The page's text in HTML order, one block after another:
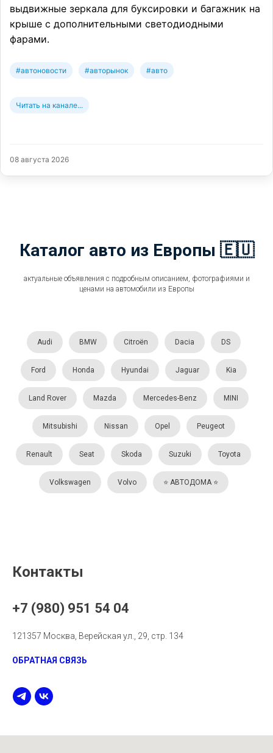
выдвижные зеркала для буксировки и багажник на
крыше с дополнительными светодиодными
фарами.
#автоновости #авторынок #авто
Читать на канале...
08 августа 2026
Каталог авто из Европы 🇪🇺
актуальные объявления с подробным описанием, фотографиями и
ценами на автомобили из Европы
Audi BMW Citroën Dacia DS
Ford Honda Hyundai Jaguar Kia
Land Rover Mazda Mercedes-Benz MINI
Mitsubishi Nissan Opel Peugeot
Renault Seat Skoda Suzuki Toyota
Volkswagen Volvo ⭐️ АВТОДОМА ⭐️
Контакты
+7 (980) 951 54 04
121357 Москва, Верейская ул., 29, стр. 134
ОБРАТНАЯ СВЯЗЬ